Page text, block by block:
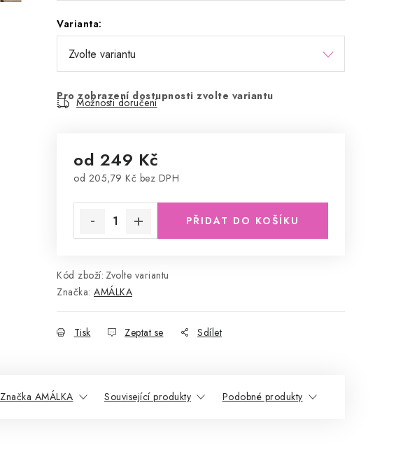
Varianta:
Pro zobrazení dostupnosti zvolte variantu
Možnosti doručení
od 249 Kč
od 205,79 Kč bez DPH
PŘIDAT DO KOŠÍKU
Kód zboží: Zvolte variantu
Značka: AMÁLKA
Tisk Zeptat se Sdílet
Značka AMÁLKA Související produkty Podobné produkty